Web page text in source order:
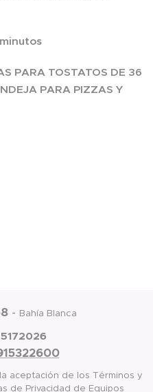
PARA TOSTATOS DE 36
PARA PIZZAS Y
- Bahía Blanca
aceptación de los Términos y
de Privacidad de Equipos